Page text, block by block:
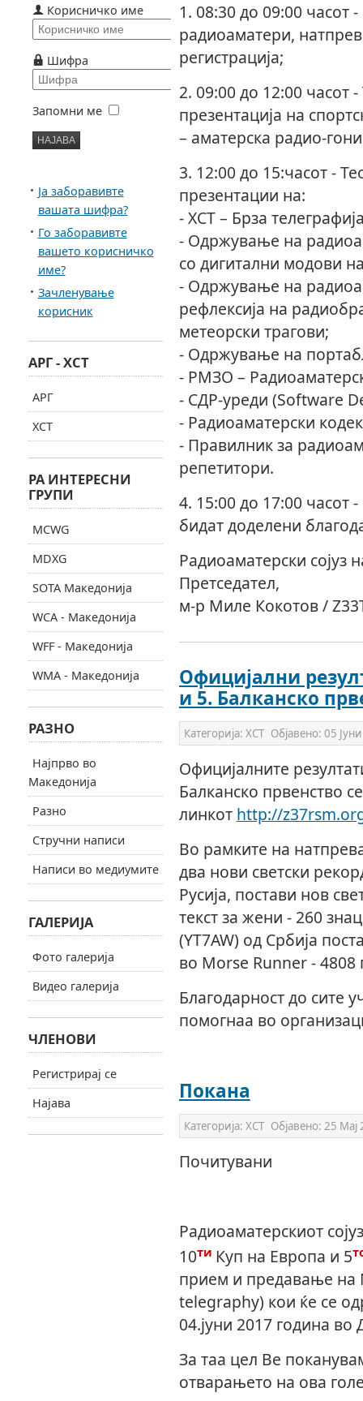
1. 08:30 до 09:00 часот
радиоаматери,
регистрација;
2. 09:00 до 12:00 часот
презентација на
– аматерска радио-
3. 12:00 до 15:часот -
презентации на:
- ХСТ – Брза
- Одржување на
со дигитални модови
- Одржување на
рефлексија на
метеорски трагови;
- Одржување на
- РМЗО –
- СДР-уреди (Software
- Радиоаматерски
- Правилник за
репетитори.
4. 15:00 до 17:00 часот
бидат доделени
Радиоаматерски сојуз
Претседател,
м-р Миле Кокотов /
Официјални
и 5. Балканско
Категорија: ХСТ Објавено: 05
Официјалните
Балканско првенство
линкот http://
Во рамките на
два нови светски
Русија, постави нов
текст за жени - 260
(YT7AW) од Србија
во Morse Runner - 4808
Благодарност до сите
помогнаа во
Покана
Категорија: ХСТ Објавено: 25 Мај
Почитувани
Радиоаматерскиот
10ти Куп на Европа и 5
прием и предавање на
telegraphy) кои ќе се
04.јуни 2017 година во
За таа цел Ве
отварањето на ова
Корисничко име
Шифра
Запомни ме
Ја заборавивте
вашата шифра?
Го заборавивте
вашето корисничко
име?
Зачленување
корисник
АРГ - ХСТ
АРГ
ХСТ
РА ИНТЕРЕСНИ
ГРУПИ
MCWG
MDXG
SOTA Македонија
WCA - Македонија
WFF - Македонија
WMA - Македонија
РАЗНО
Најпрво во
Македонија
Разно
Стручни написи
Написи во медиумите
ГАЛЕРИЈА
Фото галерија
Видео галерија
ЧЛЕНОВИ
Регистрирај се
Најава